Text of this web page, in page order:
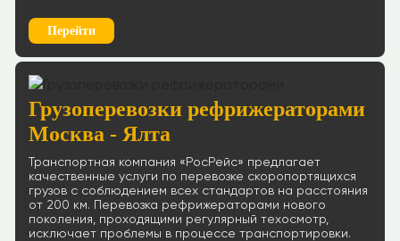
Перейти
Грузоперевозки рефрижераторами
Москва - Ялта
Транспортная компания «РосРейс» предлагает
качественные услуги по перевозке скоропортящихся
грузов с соблюдением всех стандартов на расстояния
от 200 км. Перевозка рефрижераторами нового
поколения, проходящими регулярный техосмотр,
исключает проблемы в процессе транспортировки.